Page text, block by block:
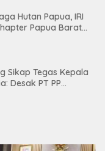
Hutan Papua, IRI
Papua Barat
Sikap Tegas Kepala
Desak PT PP